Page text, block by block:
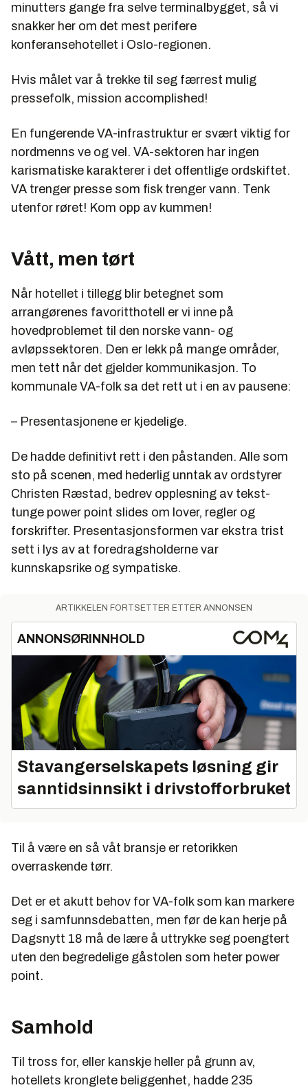
minutters gange fra selve terminalbygget, så vi
snakker her om det mest perifere
konferansehotellet i Oslo-regionen.
Hvis målet var å trekke til seg færrest mulig
pressefolk, mission accomplished!
En fungerende VA-infrastruktur er svært viktig for
nordmenns ve og vel. VA-sektoren har ingen
karismatiske karakterer i det offentlige ordskiftet.
VA trenger presse som fisk trenger vann. Tenk
utenfor røret! Kom opp av kummen!
Vått, men tørt
Når hotellet i tillegg blir betegnet som
arrangørenes favoritthotell er vi inne på
hovedproblemet til den norske vann- og
avløpssektoren. Den er lekk på mange områder,
men tett når det gjelder kommunikasjon. To
kommunale VA-folk sa det rett ut i en av pausene:
– Presentasjonene er kjedelige.
De hadde definitivt rett i den påstanden. Alle som
sto på scenen, med hederlig unntak av ordstyrer
Christen Ræstad, bedrev opplesning av tekst-
tunge power point slides om lover, regler og
forskrifter. Presentasjonsformen var ekstra trist
sett i lys av at foredragsholderne var
kunnskapsrike og sympatiske.
ARTIKKELEN FORTSETTER ETTER ANNONSEN
ANNONSØRINNHOLD
Stavangerselskapets løsning gir
sanntidsinnsikt i drivstofforbruket
Til å være en så våt bransje er retorikken
overraskende tørr.
Det er et akutt behov for VA-folk som kan markere
seg i samfunnsdebatten, men før de kan herje på
Dagsnytt 18 må de lære å uttrykke seg poengtert
uten den begredelige gåstolen som heter power
point.
Samhold
Til tross for, eller kanskje heller på grunn av,
hotellets kronglete beliggenhet, hadde 235